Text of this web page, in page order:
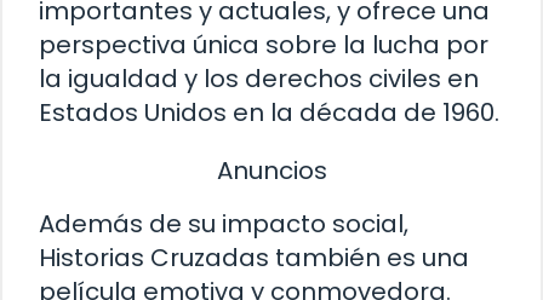
importantes y actuales, y ofrece una
perspectiva única sobre la lucha por
la igualdad y los derechos civiles en
Estados Unidos en la década de 1960.
Anuncios
Además de su impacto social,
Historias Cruzadas también es una
película emotiva y conmovedora.